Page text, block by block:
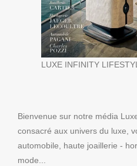
LUXE INFINITY
Bienvenue sur notre média
consacré aux univers du luxe,
automobile, haute joaillerie -
mode...